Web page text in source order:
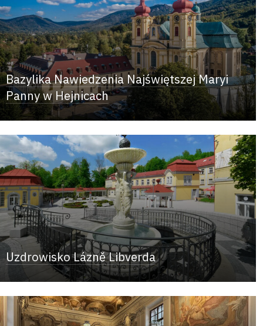
Bazylika Nawiedzenia Najświętszej Maryi
Panny w Hejnicach
Uzdrowisko Lázně Libverda